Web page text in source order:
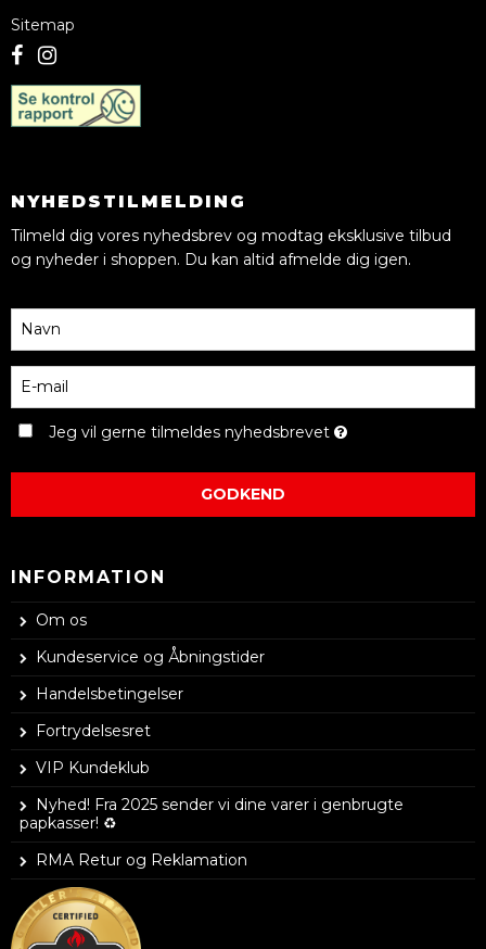
Sitemap
NYHEDSTILMELDING
Tilmeld dig vores nyhedsbrev og modtag eksklusive tilbud
og nyheder i shoppen. Du kan altid afmelde dig igen.
Jeg vil gerne tilmeldes nyhedsbrevet
GODKEND
INFORMATION
Om os
Kundeservice og Åbningstider
Handelsbetingelser
Fortrydelsesret
VIP Kundeklub
Nyhed! Fra 2025 sender vi dine varer i genbrugte
papkasser! ♻️
RMA Retur og Reklamation